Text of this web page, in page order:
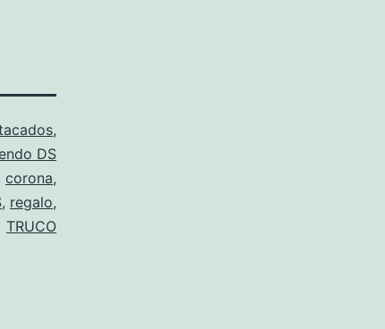
,
DS
corona,
, regalo,
TRUCO